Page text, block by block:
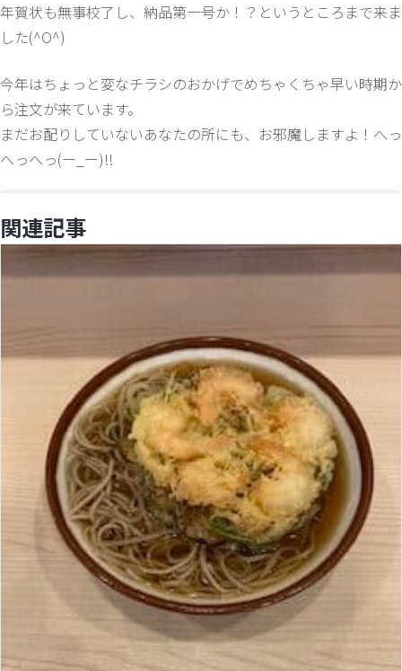
年賀状も無事校了し、納品第一号か！？というところまで来ま
した(^O^)
今年はちょっと変なチラシのおかげでめちゃくちゃ早い時期か
ら注文が来ています。
まだお配りしていないあなたの所にも、お邪魔しますよ！へっ
へっへっ(ー_ー)!!
関連記事